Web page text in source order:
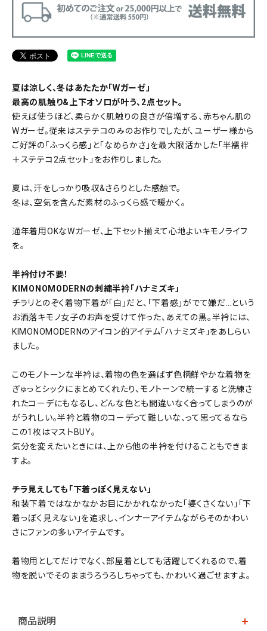
夏は涼しく、冬はあたたか「Wガーゼ」
最高の肌触り&上下オソロが叶う、2点セット。
使えば使うほど、柔らかく肌触りの良さが倍増する、赤ちゃん肌の
Wガーゼ。従来はステテコのみのお作りでしたが、ユーザー様から
ご好評の「ふっくら感」と「なめらかさ」を最大限活かした「半襦袢
＋ステテコ2点セット」をお作りしました。
夏は、汗をしっかり吸収&さらりとした感触で。
冬は、空気を含んだ素材のふっくら感で暖かく。
通年着用OKなWガーゼ、上下セット揃えて心地よいキモノライフ
を。
半衿付け不要！
KIMONOMODERNの刺繍半衿「ハナミズキ」
チラリとのぞく着物下着が「白」だと、「下着感」がでて嫌だ…という
お洒落キモノ女子のお声を受けて作った、あえての黒。半衿には、
KIMONOMODERNのアイコン的アイテム「ハナミズキ」をあしらい
ました。
このモノトーンな半衿は、着物の色を選ばず色柄鮮やかな着物を
ぎゅっとシックにまとめてくれたり、モノトーンで統一すると洗練さ
れたコーデにもなるし、どんな色とも間違いなく合ってしまうのが
がうれしい。半衿と着物のコーデって難しいな、って思ってるなら
この1枚はマストBUY。
気分を変えたいときには、上から他の半衿を付けることもできま
すよ。
チラ見えしても「下着っぽく見えない」
和装下着ではなかなかお目にかかれなかった「婆くさくない」「下
着っぽく見えない」を追求し、インナーアイテムながらそのかわい
さにファンの多いアイテムです。
着物用としてだけでなく、部屋着としても活躍してくれるので、着
物を脱いでそのままうろうろしちゃっても、かわいく過ごせますよ。
商品説明